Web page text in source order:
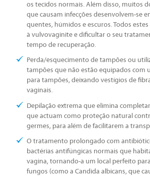
os tecidos normais. Além disso, muitos
que causam infecções desenvolvem-se
quentes, húmidos e escuros. Todos
à vulvovaginite e dificultar o seu
tempo de recuperação.
Perda/esquecimento de tampões ou
tampões que não estão equipados com
para tampões, deixando vestígios de
vaginais.
Depilação extrema que elimina
que actuam como proteção natural
germes, para além de facilitarem a
O tratamento prolongado com
bactérias antifúngicas normais que
vagina, tornando-a um local perfeito
fungos (como a Candida albicans, que